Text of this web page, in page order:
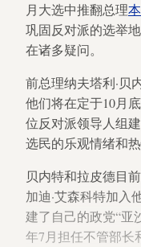
月大选中推翻总理
巩固反对派的选举
在诸多疑问。
前总理纳夫塔利·贝
他们将在定于10月
位反对派领导人组
选民的乐观情绪和
贝内特和拉皮德目
加迪·艾森科特加入
建了自己的政党“亚
年7月担任不管部长